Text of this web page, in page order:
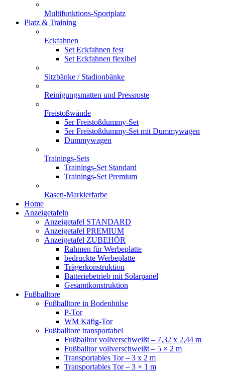
Multifunktions-Sportplatz
Platz & Training
Eckfahnen
Set Eckfahnen fest
Set Eckfahnen flexibel
Sitzbänke / Stadionbänke
Reinigungsmatten und Pressroste
Freistoßwände
5er Freistoßdummy-Set
5er Freistoßdummy-Set mit Dummywagen
Dummywagen
Trainings-Sets
Trainings-Set Standard
Trainings-Set Premium
Rasen-Markierfarbe
Home
Anzeigetafeln
Anzeigetafel STANDARD
Anzeigetafel PREMIUM
Anzeigetafel ZUBEHÖR
Rahmen für Werbeplatte
bedruckte Werbeplatte
Trägerkonstruktion
Batteriebetrieb mit Solarpanel
Gesamtkonstruktion
Fußballtore
Fußballtore in Bodenhülse
P-Tor
WM Käfig-Tor
Fußballtore transportabel
Fußballtor vollverschweißt – 7,32 x 2,44 m
Fußballtor vollverschweißt – 5 × 2 m
Transportables Tor – 3 x 2 m
Transportables Tor – 3 × 1 m